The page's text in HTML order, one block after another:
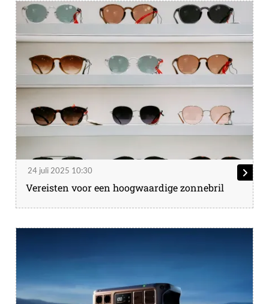
24 juli 2025 10:30
Vereisten voor een hoogwaardige zonnebril